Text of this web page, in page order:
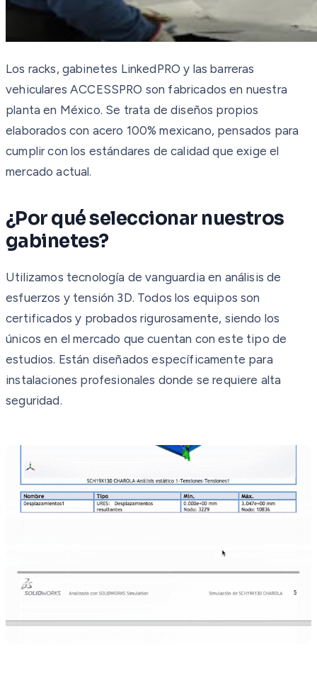
Los racks, gabinetes LinkedPRO y las barreras
vehiculares ACCESSPRO son fabricados en nuestra
planta en México. Se trata de diseños propios
elaborados con acero 100% mexicano, pensados para
cumplir con los estándares de calidad que exige el
mercado actual.
¿Por qué seleccionar nuestros
gabinetes?
Utilizamos tecnología de vanguardia en análisis de
esfuerzos y tensión 3D. Todos los equipos son
certificados y probados rigurosamente, siendo los
únicos en el mercado que cuentan con este tipo de
estudios. Están diseñados específicamente para
instalaciones profesionales donde se requiere alta
seguridad.